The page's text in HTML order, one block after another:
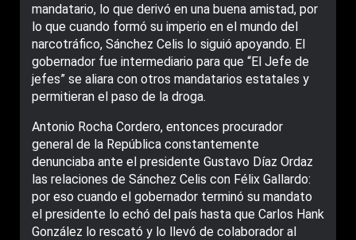
mandatario, lo que derivó en una buena amistad, por
lo que cuando formó su imperio en el mundo del
narcotráfico, Sánchez Celis lo siguió apoyando. El
gobernador fue intermediario para que “El Jefe de
jefes” se aliara con otros mandatarios estatales y
permitieran el paso de la droga.
Antonio Rocha Cordero, entonces procurador
general de la República constantemente
denunciaba ante el presidente Gustavo Díaz Ordaz
las relaciones de Sánchez Celis con Félix Gallardo:
por eso cuando el gobernador terminó su mandato
el presidente lo echó del país hasta que Carlos Hank
González lo rescató y lo llevó de colaborador al